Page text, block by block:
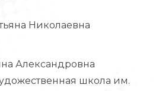
Николаевна
Александровна
школа им.